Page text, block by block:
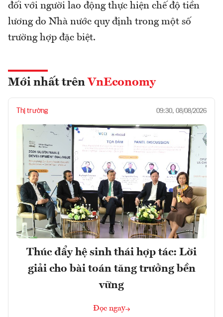
đối với người lao động thực hiện chế độ tiền
lương do Nhà nước quy định trong một số
trường hợp đặc biệt.
Mới nhất trên VnEconomy
Thị trường 09:30, 08/08/2026
Thúc đẩy hệ sinh thái hợp tác: Lời
giải cho bài toán tăng trưởng bền
vững
Đọc ngay